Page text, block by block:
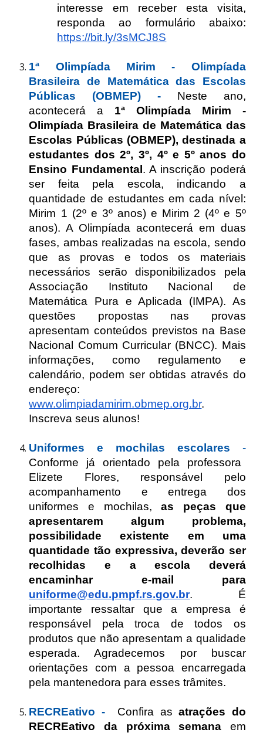
interesse em receber esta visita,
responda ao formulário abaixo:
https://bit.ly/3sMCJ8S
1ª Olimpíada Mirim - Olimpíada
Brasileira de Matemática das Escolas
Públicas (OBMEP) - Neste ano,
acontecerá a 1ª Olimpíada Mirim -
Olimpíada Brasileira de Matemática das
Escolas Públicas (OBMEP), destinada a
estudantes dos 2º, 3º, 4º e 5º anos do
Ensino Fundamental . A inscrição poderá
ser feita pela escola, indicando a
quantidade de estudantes em cada nível:
Mirim 1 (2º e 3º anos) e Mirim 2 (4º e 5º
anos). A Olimpíada acontecerá em duas
fases, ambas realizadas na escola, sendo
que as provas e todos os materiais
necessários serão disponibilizados pela
Associação Instituto Nacional de
Matemática Pura e Aplicada (IMPA). As
questões propostas nas provas
apresentam conteúdos previstos na Base
Nacional Comum Curricular (BNCC). Mais
informações, como regulamento e
calendário, podem ser obtidas através do
endereço:
www.olimpiadamirim.obmep.org.br.
Inscreva seus alunos!
Uniformes e mochilas escolares -
Conforme já orientado pela professora
Elizete Flores, responsável pelo
acompanhamento e entrega dos
uniformes e mochilas, as peças que
apresentarem algum problema,
possibilidade existente em uma
quantidade tão expressiva, deverão ser
recolhidas e a escola deverá
encaminhar e-mail para
uniforme@edu.pmpf.rs.gov.br. É
importante ressaltar que a empresa é
responsável pela troca de todos os
produtos que não apresentam a qualidade
esperada. Agradecemos por buscar
orientações com a pessoa encarregada
pela mantenedora para esses trâmites.
RECREativo - Confira asatrações do
RECREativo da próxima semana em